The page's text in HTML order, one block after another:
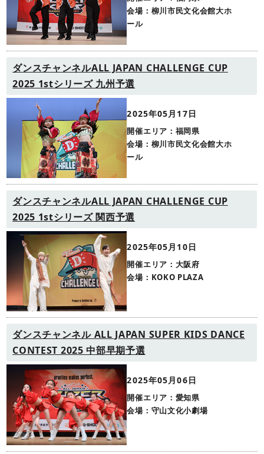
会場：柳川市民文化会館大ホ
ール
ダンスチャンネルALL JAPAN CHALLENGE CUP
2025 1stシリーズ 九州予選
2025年05月17日
開催エリア：福岡県
会場：柳川市民文化会館大ホ
ール
ダンスチャンネルALL JAPAN CHALLENGE CUP
2025 1stシリーズ 関西予選
2025年05月10日
開催エリア：大阪府
会場：KOKO PLAZA
ダンスチャンネル ALL JAPAN SUPER KIDS DANCE
CONTEST 2025 中部早期予選
2025年05月06日
開催エリア：愛知県
会場：守山文化小劇場